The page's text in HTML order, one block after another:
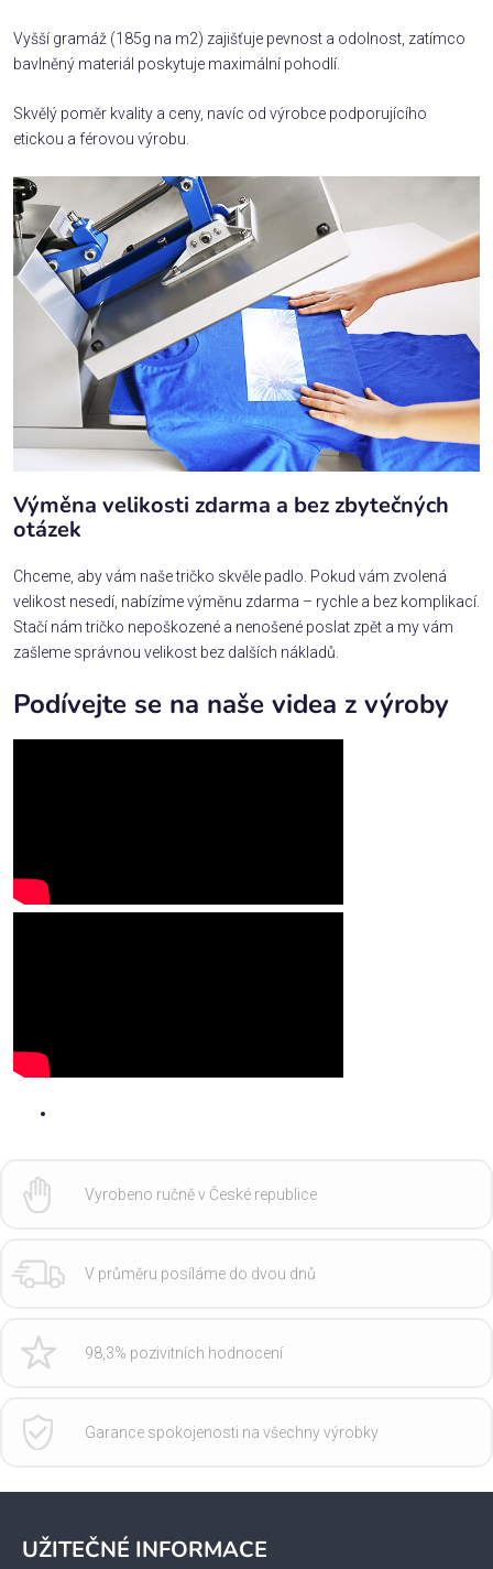
Vyšší gramáž (185g na m2) zajišťuje pevnost a odolnost, zatímco
bavlněný materiál poskytuje maximální pohodlí.
Skvělý poměr kvality a ceny, navíc od výrobce podporujícího
etickou a férovou výrobu.
Výměna velikosti zdarma a bez zbytečných
otázek
Chceme, aby vám naše tričko skvěle padlo. Pokud vám zvolená
velikost nesedí, nabízíme výměnu zdarma – rychle a bez komplikací.
Stačí nám tričko nepoškozené a nenošené poslat zpět a my vám
zašleme správnou velikost bez dalších nákladů.
Podívejte se na naše videa z výroby
Vyrobeno ručně v České republice
V průměru posíláme do dvou dnů
98,3% pozivitních hodnocení
Garance spokojenosti na všechny výrobky
UŽITEČNÉ INFORMACE